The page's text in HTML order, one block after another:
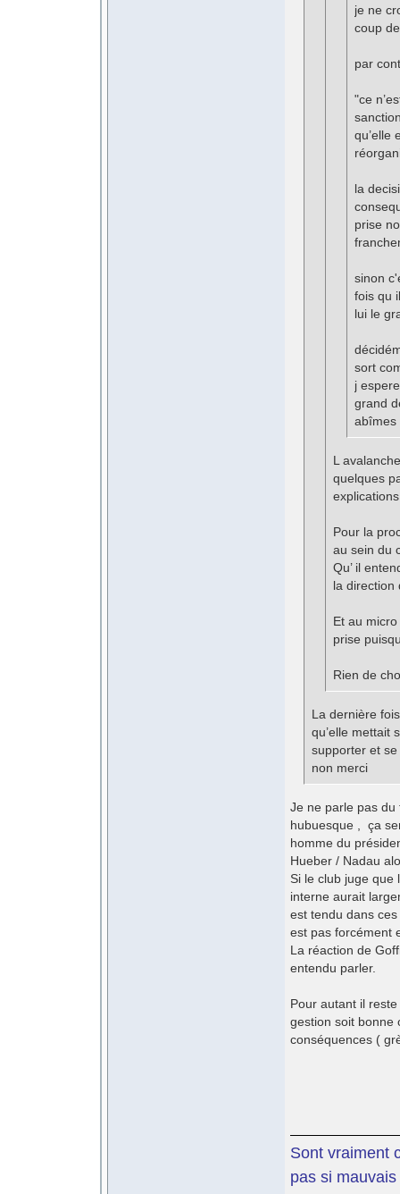
je ne
coup
par
"ce
qu’elle
la
prise
sinon
fois qu
lui le
sort
j
grand
abîmes
L
quelques
Pour la
au sein du
Qu’ il
la direction
Et au
prise
Rien de
La dernière
qu’elle mettait
supporter et
non merci
Je ne parle pas
hubuesque , ça
homme du
Hueber / Nadau
Si le club juge que
interne aurait
est tendu dans
est pas forcément
La réaction de
entendu parler.
Pour autant il
gestion soit bonne
conséquences (
Sont vraiment
pas si